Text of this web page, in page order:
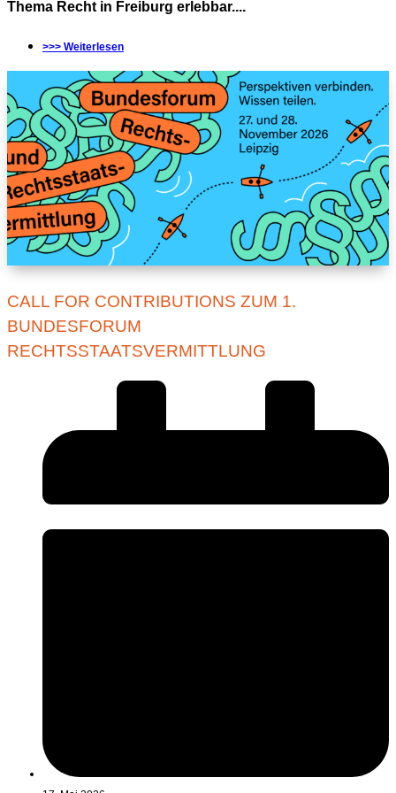
Thema Recht in Freiburg erlebbar....
>>> Weiterlesen
CALL FOR CONTRIBUTIONS ZUM 1.
BUNDESFORUM
RECHTSSTAATSVERMITTLUNG